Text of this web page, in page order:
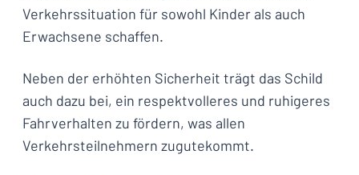
Verkehrssituation für sowohl Kinder als auch
Erwachsene schaffen.
Neben der erhöhten Sicherheit trägt das Schild
auch dazu bei, ein respektvolleres und ruhigeres
Fahrverhalten zu fördern, was allen
Verkehrsteilnehmern zugutekommt.